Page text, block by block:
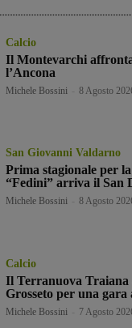
Calcio
Il Montevarchi
l’Ancona
Michele Bossini 8 Agosto
San Giovanni Valdarno
Prima stagionale per
“Fedini” arriva il San
Michele Bossini 8 Agosto
Calcio
Il Terranuova Traiana
Grosseto per una gara
Michele Bossini 7 Agosto